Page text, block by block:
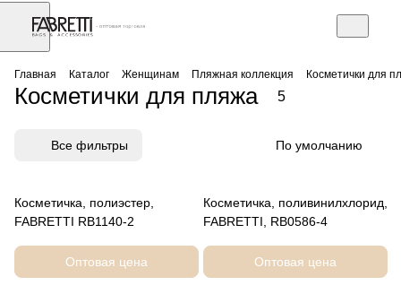
Торговое оборудование
Главная Каталог Женщинам Пляжная коллекция Косметички для
Косметички для пляжа 5
Все фильтры По умолчанию
Косметичка, полиэстер,
FABRETTI RB1140-2
Оптовая цена
Косметичка, поливинилхлорид,
FABRETTI, RB0586-4
Оптовая цена